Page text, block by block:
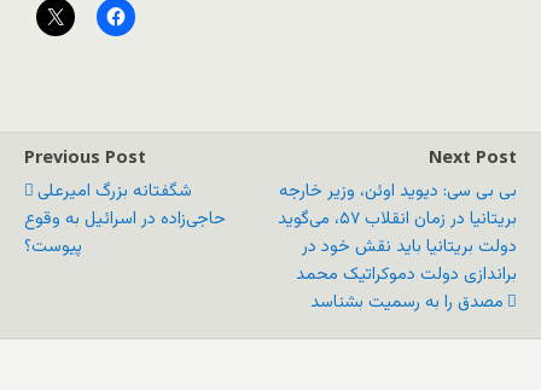
Previous Post
شگفتانه بزرگ امیرعلی
حاجی‌زاده در اسرائیل به وقوع
پیوست؟
Next Post
بی بی سی: دیوید اوئن، وزیر خارجه
بریتانیا در زمان انقلاب ۵۷، می‌گوید
دولت بریتانیا باید نقش خود در
براندازی دولت دموکراتیک محمد
مصدق را به رسمیت بشناسد